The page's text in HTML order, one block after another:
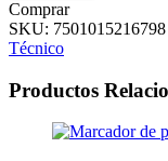
0.7
MM
X
60
MM
MARCA
Comprar
SKU: 7501015216798
Técnico
Productos